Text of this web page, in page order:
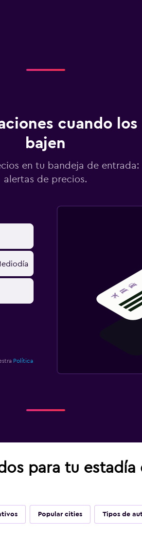
cuando los
bajen
en tu bandeja de entrada:
alertas de precios.
Política
para tu
Popular cities Tipos de